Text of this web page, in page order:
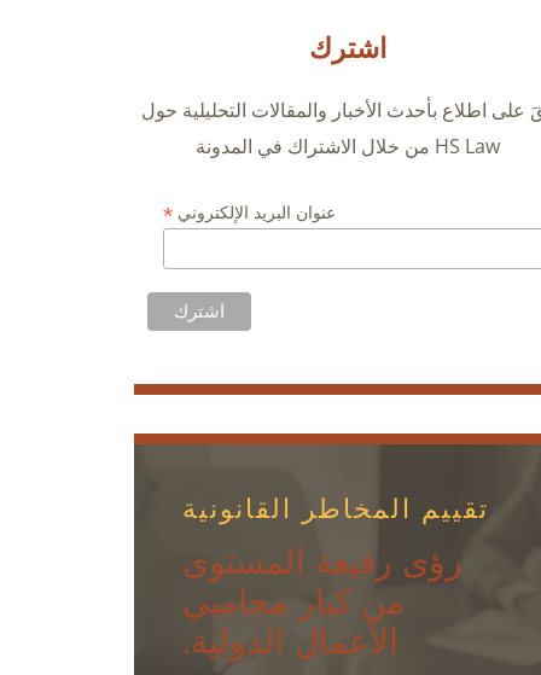
اشترك
على اطلاع بأحدث الأخبار والمقالات التحليلية حول
HS Law من خلال الاشتراك في المدونة
عنوان البريد الإلكتروني *
تقييم المخاطر القانونية
رؤى رفيعة المستوى
من كبار محاميي
الأعمال الدولية.